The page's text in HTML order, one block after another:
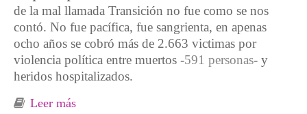
de la mal llamada Transición no fue como se nos
contó. No fue pacífica, fue sangrienta, en apenas
ocho años se cobró más de 2.663 victimas por
violencia política entre muertos -591 personas- y
heridos hospitalizados.
Leer más